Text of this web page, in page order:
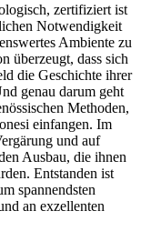
zertifiziert ist
Notwendigkeit
Ambiente zu
überzeugt, dass sich
die Geschichte ihrer
genau darum geht
Methoden,
einfangen. Im
und auf
Ausbau, die ihnen
Entstanden ist
spannendsten
an exzellenten